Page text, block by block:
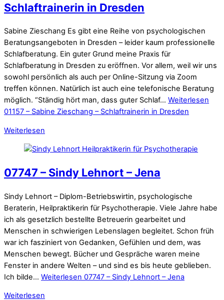
Schlaftrainerin in Dresden
Sabine Zieschang Es gibt eine Reihe von psychologischen
Beratungsangeboten in Dresden – leider kaum professionelle
Schlafberatung. Ein guter Grund meine Praxis für
Schlafberatung in Dresden zu eröffnen. Vor allem, weil wir uns
sowohl persönlich als auch per Online-Sitzung via Zoom
treffen können. Natürlich ist auch eine telefonische Beratung
möglich. “Ständig hört man, dass guter Schlaf… Weiterlesen
01157 – Sabine Zieschang – Schlaftrainerin in Dresden
Weiterlesen
07747 – Sindy Lehnort – Jena
Sindy Lehnort – Diplom-Betriebswirtin, psychologische
Beraterin, Heilpraktikerin für Psychotherapie. Viele Jahre habe
ich als gesetzlich bestellte Betreuerin gearbeitet und
Menschen in schwierigen Lebenslagen begleitet. Schon früh
war ich fasziniert von Gedanken, Gefühlen und dem, was
Menschen bewegt. Bücher und Gespräche waren meine
Fenster in andere Welten – und sind es bis heute geblieben.
Ich bilde… Weiterlesen 07747 – Sindy Lehnort – Jena
Weiterlesen